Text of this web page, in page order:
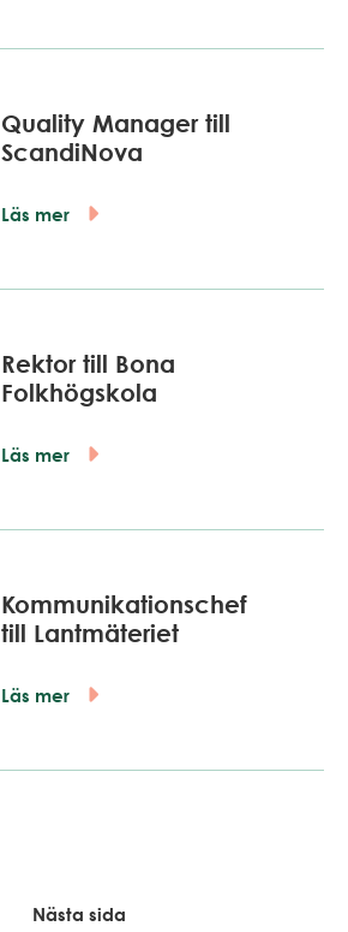
Quality Manager till
ScandiNova
Läs mer
Rektor till Bona
Folkhögskola
Läs mer
Kommunikationschef
till Lantmäteriet
Läs mer
Nästa sida